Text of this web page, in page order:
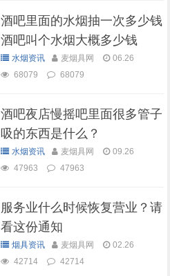
酒吧里面的水烟抽一次多少钱
酒吧叫个水烟大概多少钱
水烟资讯 麦烟具网
06.26
68079
68079
酒吧夜店慢摇吧里面很多管子
吸的东西是什么？
水烟资讯 麦烟具网
09.26
47963
47963
服务业什么时候恢复营业？请
看这份通知
烟具资讯 麦烟具网
02.26
42714
42714